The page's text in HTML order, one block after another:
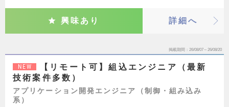
興味あり 詳細へ
掲載期間 26/08/07～26/08/20
NEW
【リモート可】組込エンジニア（最新
技術案件多数）
アプリケーション開発エンジニア（制御・組み込み
系）